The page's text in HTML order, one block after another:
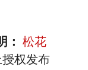
： 松花
权发布